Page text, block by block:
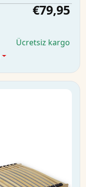
€79,95
Ücretsiz kargo